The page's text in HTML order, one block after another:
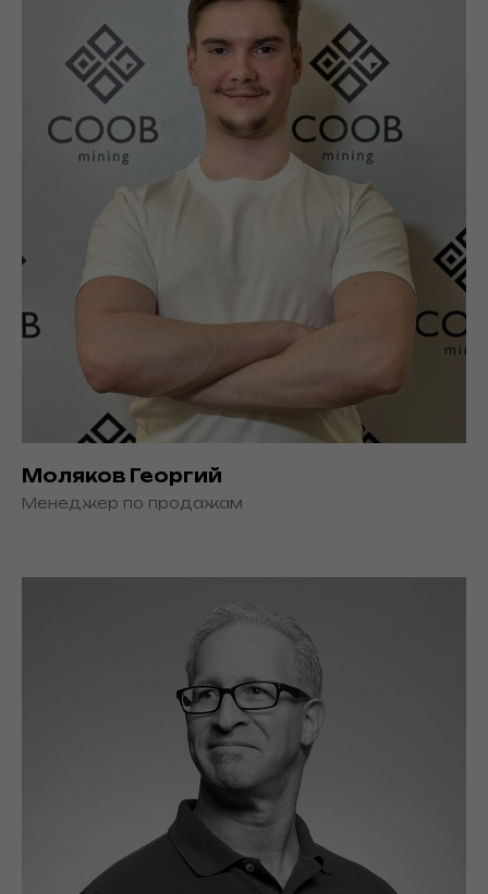
Моляков Георгий
Менеджер по продажам